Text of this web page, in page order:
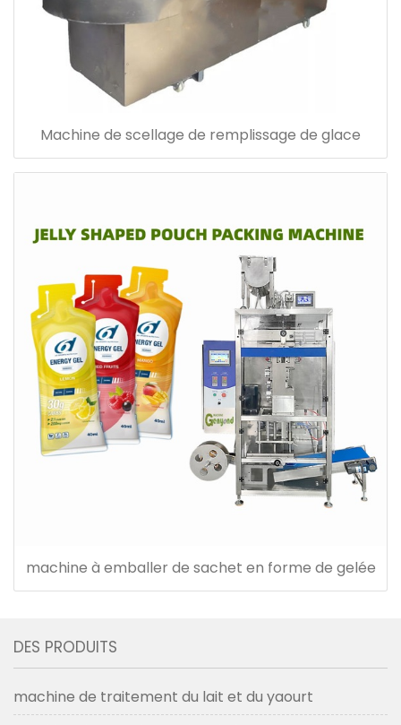
Machine de scellage de remplissage de glace
machine à emballer de sachet en forme de gelée
DES PRODUITS
machine de traitement du lait et du yaourt